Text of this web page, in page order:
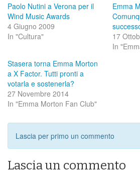
Paolo Nutini a Verona per il
Wind Music Awards
4 Giugno 2009
In "Cultura"
Emma
17
In
Stasera torna Emma Morton
a X Factor. Tutti pronti a
votarla e sostenerla?
27 Novembre 2014
In "Emma Morton Fan Club"
Lascia per primo un commento
Lascia un commento